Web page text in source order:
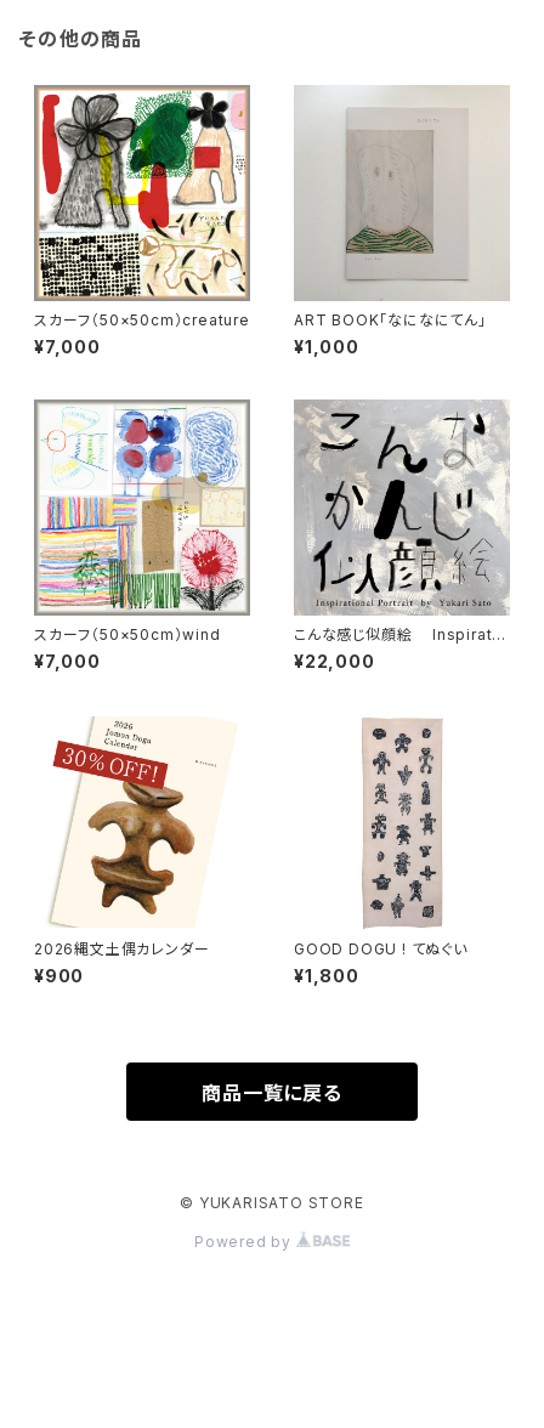
その他の商品
スカーフ（50×50cm）creature
¥7,000
ART BOOK「なになにてん」
¥1,000
スカーフ（50×50cm）wind
¥7,000
こんな感じ似顔絵 Inspiratio
¥22,000
2026縄文土偶カレンダー
¥900
GOOD DOGU ! てぬぐい
¥1,800
商品一覧に戻る
© YUKARISATO STORE
Powered by